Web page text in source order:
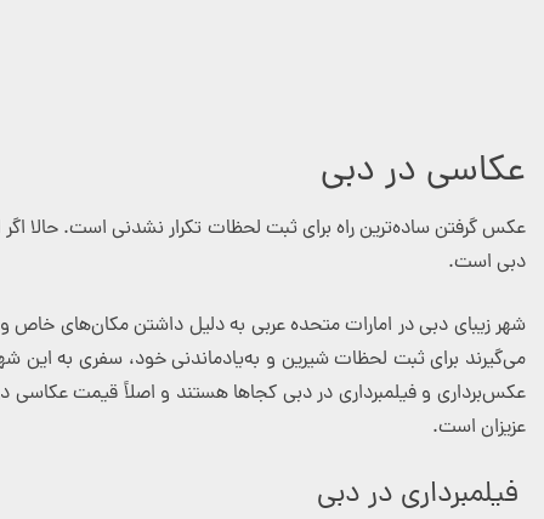
عکاسی در دبی
عکس گرفتن ساده‌ترین راه برای ثبت لحظات تکرار نشدنی است. حالا
دبی است.
شهر زیبای دبی در امارات متحده عربی به دلیل داشتن مکان‌های
می‌گیرند برای ثبت لحظات شیرین و به‌یادماندنی خود، سفری به این
عکس‌برداری و فیلمبرداری در دبی کجاها هستند و اصلاً قیمت عکاسی
عزیزان است.
فیلمبرداری در دبی